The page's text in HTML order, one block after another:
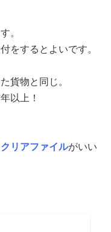
。
をするとよいです。
貨物と同じ。
以上！
リアファイルがいい